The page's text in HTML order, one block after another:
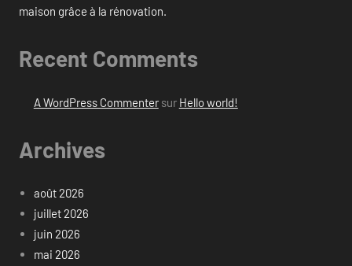
maison grâce à la rénovation.
Recent Comments
A WordPress Commentersur Hello world!
Archives
août 2026
juillet 2026
juin 2026
mai 2026